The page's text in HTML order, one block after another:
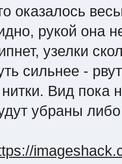
оказалось
рукой она
узелки
сильнее -
Вид пока
убраны